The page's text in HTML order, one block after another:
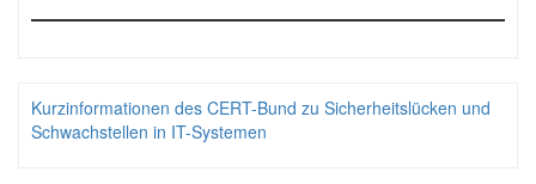
Kurzinformationen des CERT-Bund zu Sicherheitslücken und
Schwachstellen in IT-Systemen